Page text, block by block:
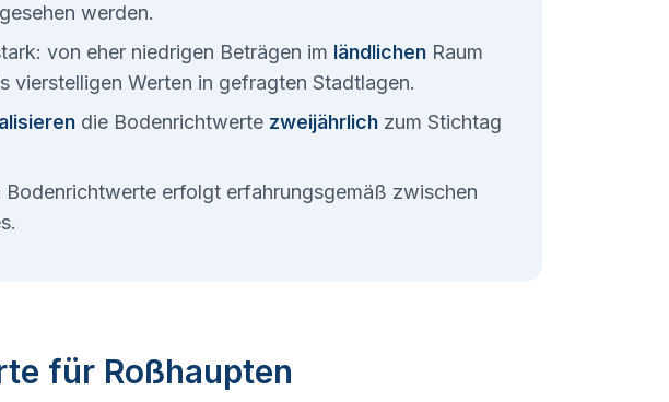
werden.
von eher niedrigen Beträgen im ländlichen Raum
vierstelligen Werten in gefragten Stadtlagen.
die Bodenrichtwerte zweijährlich zum Stichtag
Bodenrichtwerte erfolgt erfahrungsgemäß zwischen
für Roßhaupten